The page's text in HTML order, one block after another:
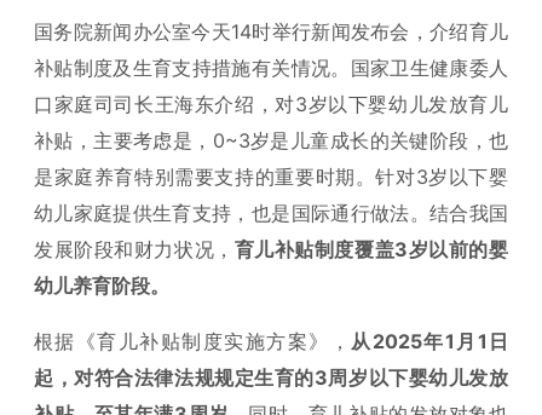
国务院新闻办公室今天14时举行新闻发布会，介绍育儿
补贴制度及生育支持措施有关情况。国家卫生健康委人
口家庭司司长王海东介绍，对3岁以下婴幼儿发放育儿
补贴，主要考虑是，0~3岁是儿童成长的关键阶段，也
是家庭养育特别需要支持的重要时期。针对3岁以下婴
幼儿家庭提供生育支持，也是国际通行做法。结合我国
发展阶段和财力状况， 育儿补贴制度覆盖3岁以前的婴
幼儿养育阶段。
根据《育儿补贴制度实施方案》， 从2025年1月1日
起，对符合法律法规规定生育的3周岁以下婴幼儿发放